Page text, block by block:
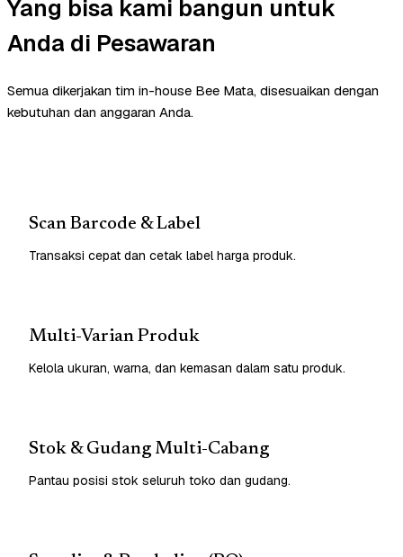
Yang bisa kami bangun untuk
Anda di Pesawaran
Semua dikerjakan tim in-house Bee Mata, disesuaikan dengan
kebutuhan dan anggaran Anda.
Scan Barcode & Label
Transaksi cepat dan cetak label harga produk.
Multi-Varian Produk
Kelola ukuran, warna, dan kemasan dalam satu produk.
Stok & Gudang Multi-Cabang
Pantau posisi stok seluruh toko dan gudang.